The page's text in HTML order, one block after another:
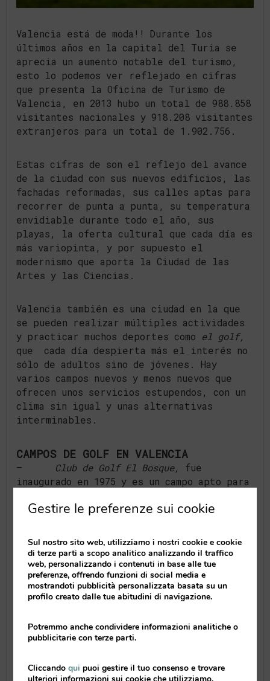
Valencia está de moda!! Durante los
últimos años en la capital del Turia se
aprecia un aumento notable del turismo,
esto lo podemos ver reflejado en cifras
que presenta la Oficina de Turismo de
Valencia, en 2013 hubo un total de 988.858
visitantes nacionales y 918.208 visitantes
extranjeros para un total de 1.902.756.
Estas cifras de son el reflejo del avance
de la ciudad con sus nuevos edificios, las
fachadas reformadas, sus calles aptas para
recorrer de punta a punta, su temperatura
envidiable durante todo el año, sus
playas, la oferta cultural que cada día es
más variopinta, y por supuesto el
modernismo que aporta la Ciudad de las
Artes y las Ciencias.
Valencia también es una ciudad en la que
se pueden realizar múltiples actividades
y practicar muchos deportes como el golf,
que cada día despierta más el interés no
sólo de adultos sino de jóvenes. Hay
varios campos nuevos y menos nuevos que
ofrecen unos servicios estupendos, con un
clima sin igual y unas alternativas
interminables.
CAMPOS DE GOLF EN VALENCIA
– Club de Golf El Bosque,
fue
inaugurado en 1975 y es un campo apto para
juego. Con unas calles onduladas, unos
rápidos ofrece al jugador todo un desafío.
Se encuentra a 15 minutos del aeropuerto.
–Club de Golf Escorpión , fue
inaugurado en 1969 en Manises, para luego
campo donde se combinan tres recorridos de
18 hoyos, en los que las calles se
su mayoría y donde los greenes son muy
Gestire le preferenze sui cookie
Sul nostro sito web, utilizziamo i nostri cookie e cookie
di terze parti a scopo analitico analizzando il traffico
web, personalizzando i contenuti in base alle tue
preferenze, offrendo funzioni di social media e
mostrandoti pubblicità personalizzata basata su un
profilo creato dalle tue abitudini di navigazione.
Potremmo anche condividere informazioni analitiche o
pubblicitarie con terze parti.
Cliccandoqui puoi gestire il tuo consenso e trovare